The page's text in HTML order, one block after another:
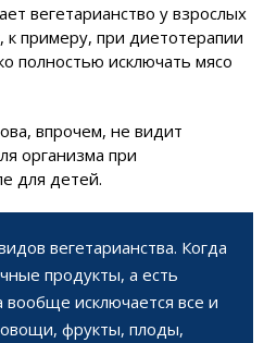
вегетарианство у взрослых
примеру, при диетотерапии
полностью исключать мясо
впрочем, не видит
организма при
для детей.
вегетарианства. Когда
продукты, а есть
вообще исключается все и
фрукты, плоды,